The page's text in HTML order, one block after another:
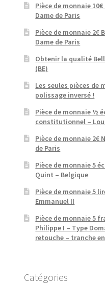
Pièce de monnaie
Dame de Paris
Pièce de monnaie 2€
Dame de Paris
Obtenir la qualité
(BE)
Les seules pièces de
polissage inversé !
Pièce de monnaie ½
constitutionnel –
Pièce de monnaie 2€
de Paris
Pièce de monnaie 5
Quint – Belgique
Pièce de monnaie 5
Emmanuel II
Pièce de monnaie 5
Philippe I – Type
retouche – tranche
Catégories